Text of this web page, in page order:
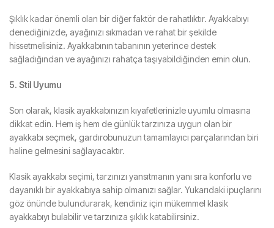
Şıklık kadar önemli olan bir diğer faktör de rahatlıktır. Ayakkabıyı
denediğinizde, ayağınızı sıkmadan ve rahat bir şekilde
hissetmelisiniz. Ayakkabının tabanının yeterince destek
sağladığından ve ayağınızı rahatça taşıyabildiğinden emin olun.
5. Stil Uyumu
Son olarak, klasik ayakkabınızın kıyafetlerinizle uyumlu olmasına
dikkat edin. Hem iş hem de günlük tarzınıza uygun olan bir
ayakkabı seçmek, gardırobunuzun tamamlayıcı parçalarından biri
haline gelmesini sağlayacaktır.
Klasik ayakkabı seçimi, tarzınızı yansıtmanın yanı sıra konforlu ve
dayanıklı bir ayakkabıya sahip olmanızı sağlar. Yukarıdaki ipuçlarını
göz önünde bulundurarak, kendiniz için mükemmel klasik
ayakkabıyı bulabilir ve tarzınıza şıklık katabilirsiniz.